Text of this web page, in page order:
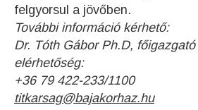
felgyorsul a jövőben.
További információ kérhető:
Dr. Tóth Gábor Ph.D, főigazgató
elérhetőség:
+36 79 422-233/1100
titkarsag@bajakorhaz.hu